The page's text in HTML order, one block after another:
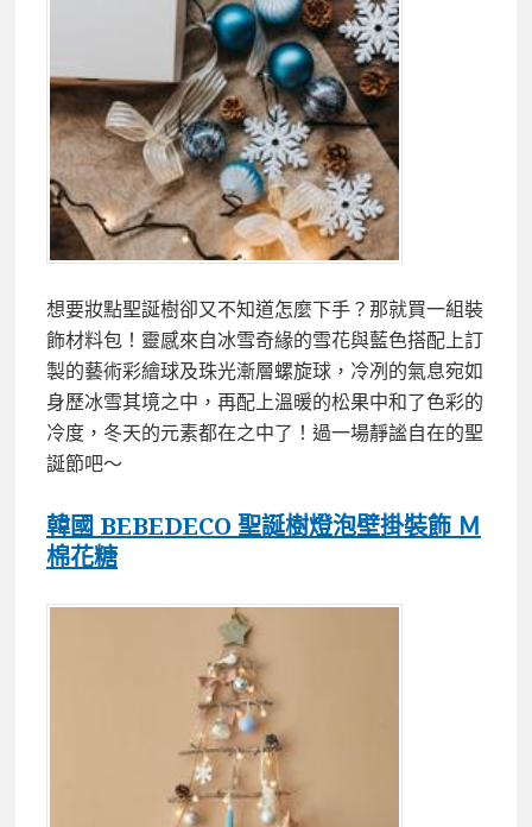
想要妝點聖誕樹卻又不知道怎麼下手？那就買一組裝
飾材料包！靈感來自冰雪奇緣的雪花與藍色搭配上訂
製的藝術彩繪球及珠光漸層螺旋球，冷冽的氣息宛如
身歷冰雪其境之中，再配上溫暖的松果中和了色彩的
冷度，冬天的元素都在之中了！過一場靜謐自在的聖
誕節吧～
韓國 BEBEDECO 聖誕樹燈泡壁掛裝飾 Ｍ
棉花糖